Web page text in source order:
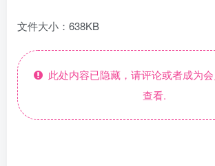
文件大小：638KB
此处内容已隐藏，请评论或者成为
查看.